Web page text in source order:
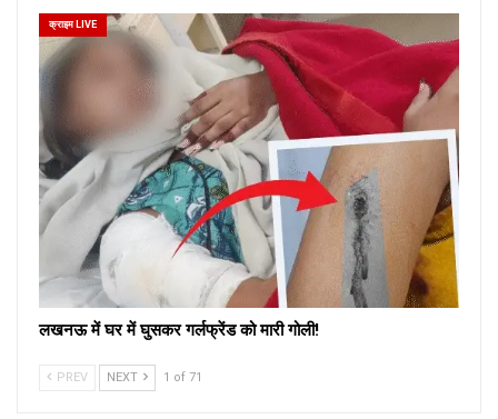
क्राइम LIVE
लखनऊ में घर में घुसकर गर्लफ्रेंड को मारी गोली!
PREV NEXT 1 of 71